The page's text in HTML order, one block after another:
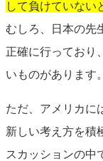
して負けていない
むしろ、日本の先
正確に行っており
いものがあります。
ただ、アメリカに
新しい考え方を積
スカッションの中